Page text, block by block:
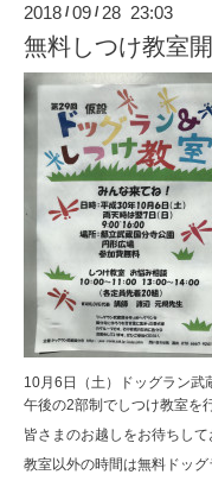
2018 /09 / 28 23:03
無料しつけ教室
10月6日（土）ドッグラン武
午後の2部制でしつけ教室を
皆さまのお越しをお待ちして
教室以外の時間は無料ドッグ